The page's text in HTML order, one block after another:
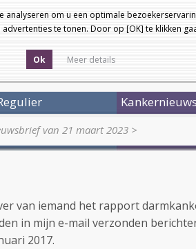
analyseren om u een optimale
te tonen. Door op [OK] te klikken
Ok Meer details
Kankernieuws
van 21 maart 2023 >
van iemand het rapport
in mijn e-mail verzonden
2017.